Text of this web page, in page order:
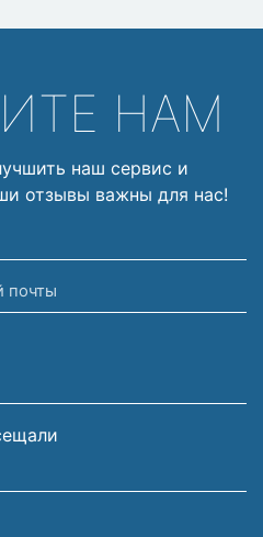
НАМ
наш сервис и
отзывы важны для нас!